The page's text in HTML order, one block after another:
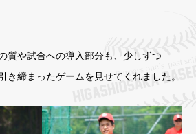
質や試合への導入部分も、少しずつ
き締まったゲームを見せてくれました。